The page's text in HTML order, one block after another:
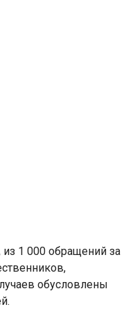
1 000 обращений за
обусловлены